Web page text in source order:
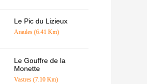
Le Pic du Lizieux
Araules (6.41 Km)
Le Gouffre de la
Monette
Vastres (7.10 Km)